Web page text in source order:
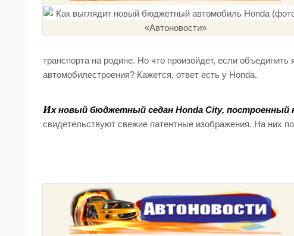
транспорта на родине. Но что произойдет, если
автомобилестроения? Кажется, ответ есть у Honda.
Их новый бюджетный седан Honda City, построенный
свидетельствуют свежие патентные изображения. На них